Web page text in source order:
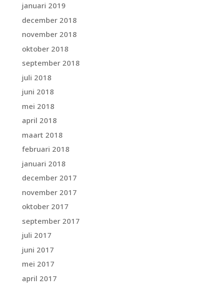
januari 2019
december 2018
november 2018
oktober 2018
september 2018
juli 2018
juni 2018
mei 2018
april 2018
maart 2018
februari 2018
januari 2018
december 2017
november 2017
oktober 2017
september 2017
juli 2017
juni 2017
mei 2017
april 2017